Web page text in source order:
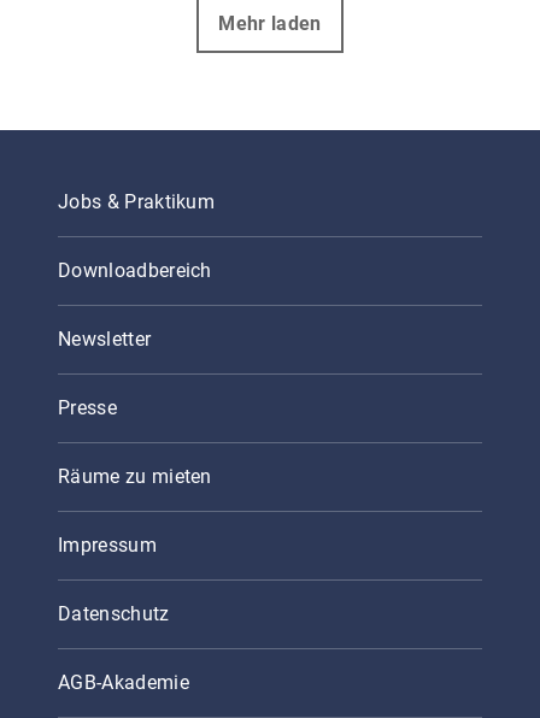
Mehr laden
Jobs & Praktikum
Downloadbereich
Newsletter
Presse
Räume zu mieten
Impressum
Datenschutz
AGB-Akademie